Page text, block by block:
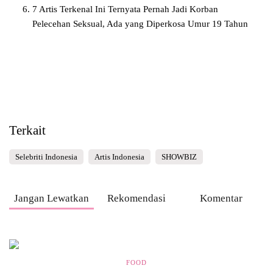
7 Artis Terkenal Ini Ternyata Pernah Jadi Korban
Pelecehan Seksual, Ada yang Diperkosa Umur 19 Tahun
Terkait
Selebriti Indonesia Artis Indonesia SHOWBIZ
Jangan Lewatkan Rekomendasi Komentar
FOOD